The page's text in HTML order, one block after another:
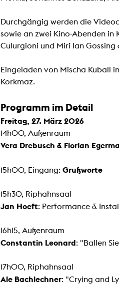
Durchgängig werden die
sowie an zwei Kino-Abenden in
Culurgioni und Miri Ian Gossing
Eingeladen von Mischa Kuball
Korkmaz.
Programm im Detail
Freitag, 27. März 2026
14h00, Außenraum
Vera Drebusch & Florian
15h00, Eingang: Grußworte
15h30, Riphahnsaal
Jan Hoeft: Performance &
16h15, Außenraum
Constantin Leonard: "Ballen
17h00, Riphahnsaal
Ale Bachlechner: "Crying and